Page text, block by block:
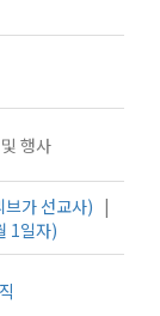
행사
가 선교사) |
1일자)